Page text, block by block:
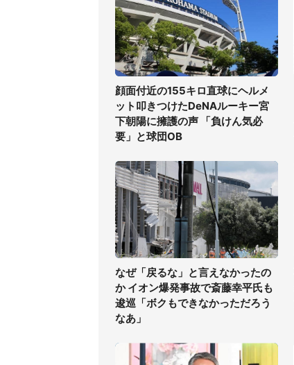
顔面付近の155キロ直球にヘルメ
ット叩きつけたDeNAルーキー宮
下朝陽に擁護の声 「負けん気必
要」と球団OB
なぜ「戻るな」と言えなかったの
か イオン爆発事故で斎藤幸平氏も
逡巡「ボクもできなかっただろう
なあ」